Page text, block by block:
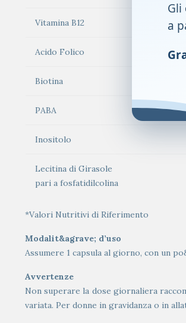
Vitamina B12
Acido Folico
Biotina
PABA
Inositolo
Lecitina di Girasole
pari a fosfatidilcolina
*Valori Nutritivi di Riferimento
Modalit&agrave; d’uso
Assumere 1 capsula al giorno, con un
Avvertenze
Non superare la dose giornaliera
variata. Per donne in gravidanza o in
a